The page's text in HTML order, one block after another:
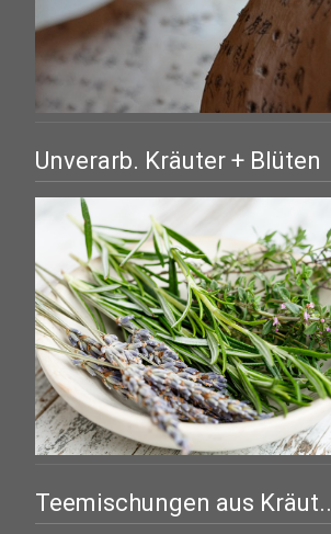
Unverarb. Kräuter + Blüten
Teemischungen aus Kräut..